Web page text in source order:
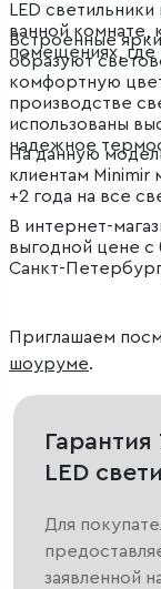
LED
ванной комнате,
помещениях, где
Встроенные
образуют
комфортную
производстве
использованы
надежное
На данную
клиентам
+2 года на все
В интернет-
выгодной цене с
Санкт-
Приглашаем
шоуруме.
Гарантия
LED
Для
заявленной